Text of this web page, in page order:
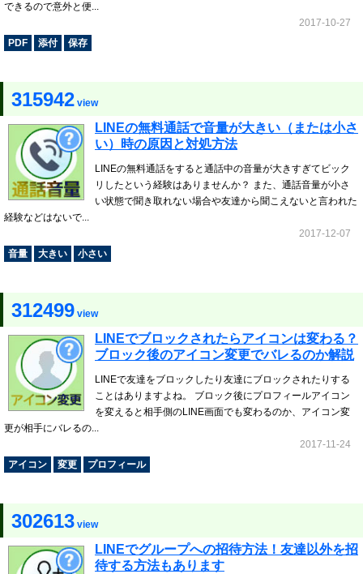
できるので意外と便...
2017-10-27
PDF
添付 保存
315942 view
LINEの無料通話で音量が大きい（または小さ
い）時の原因と対処方法
LINEの無料通話をすると通話中の音量が大きすぎてビック
リしたという経験はありませんか？ また、通話音量が小さ
い状態で聞き取れない場合や友達から聞こえないと言われた
経験などはないで...
2017-12-07
音量
大きい 小さい
312499 view
LINEでブロックされたらアイコンは変わる？
ブロック後のアイコン変更でバレるのか解説
LINEで友達をブロックしたり友達にブロックされたりする
ことはありますよね。 ブロック後にプロフィールアイコン
を変えると相手側のLINE画面でも変わるのか、アイコン変
更が相手にバレるの...
2017-11-24
アイコン
変更 プロフィール
302613 view
LINEでグループへの招待方法！友達以外を招
待する方法もあります